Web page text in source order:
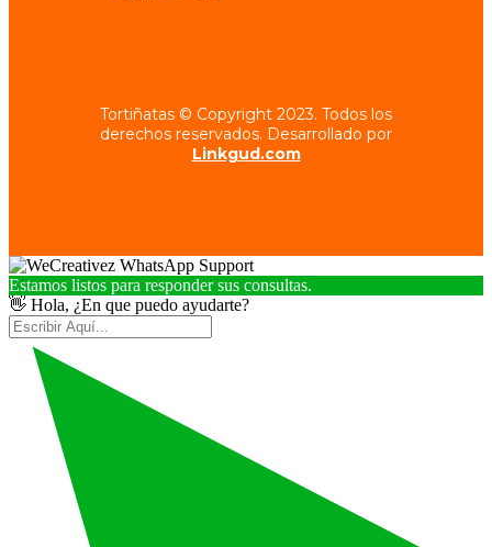
Tortiñatas © Copyright 2023. Todos los
derechos reservados. Desarrollado por
Linkgud.com
Estamos listos para responder sus consultas.
👋 Hola, ¿En que puedo ayudarte?